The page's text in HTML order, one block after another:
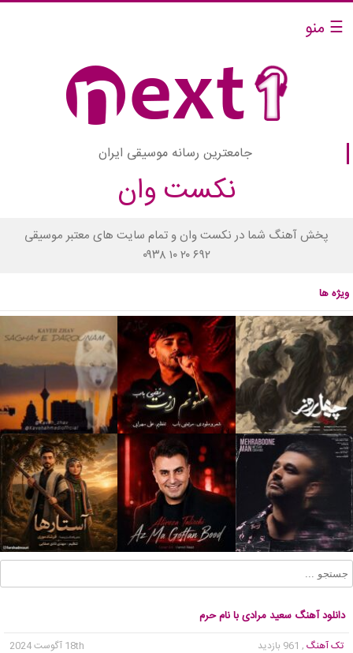
☰ منو
جامعترین رسانه موسیقی ایران
نکست وان
پخش آهنگ شما در نکست وان و تمام سایت های معتبر موسیقی
۰۹۳۸ ۱۰ ۲۰ ۶۹۲
ویژه ها
دانلود آهنگ سعید مرادی با نام حرم
تک آهنگ , 961 بازدید
18th آگوست 2024